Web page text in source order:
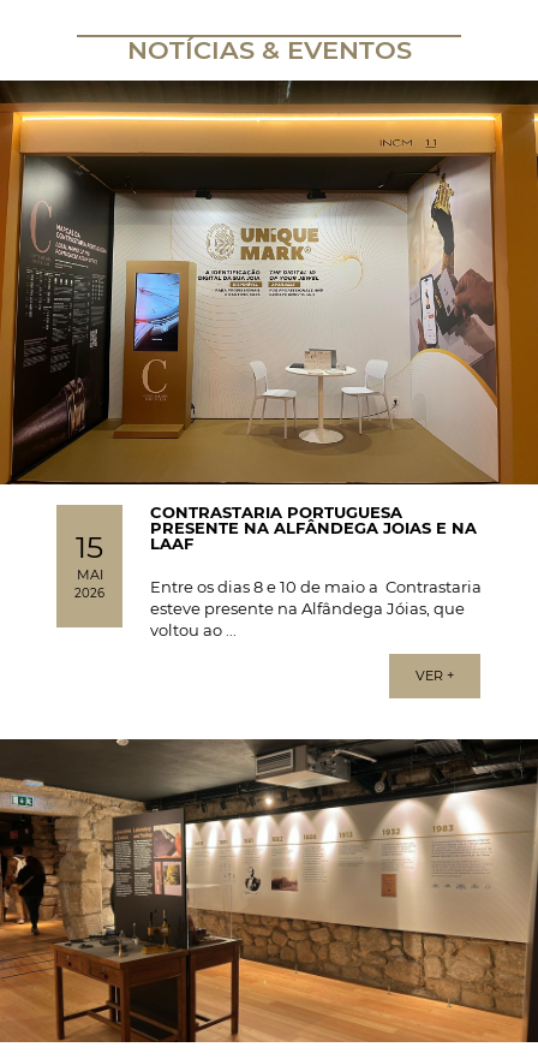
NOTÍCIAS & EVENTOS
15
MAI
2026
CONTRASTARIA PORTUGUESA
PRESENTE NA ALFÂNDEGA JOIAS E NA
LAAF
Entre os dias 8 e 10 de maio a Contrastaria
esteve presente na Alfândega Jóias, que
voltou ao ...
VER +